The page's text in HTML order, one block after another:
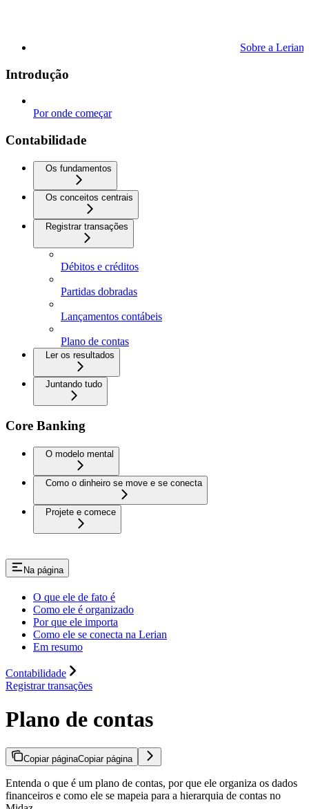
Sobre a Lerian
Introdução
Por onde começar
Contabilidade
Os fundamentos
Os conceitos centrais
Registrar transações
Débitos e créditos
Partidas dobradas
Lançamentos contábeis
Plano de contas
Ler os resultados
Juntando tudo
Core Banking
O modelo mental
Como o dinheiro se move e se conecta
Projete e comece
Na página
O que ele de fato é
Como ele é organizado
Por que ele importa
Como ele se conecta na Lerian
Em resumo
Contabilidade
Registrar transações
Plano de contas
Copiar páginaCopiar página
Entenda o que é um plano de contas, por que ele organiza os dados
financeiros e como ele se mapeia para a hierarquia de contas no